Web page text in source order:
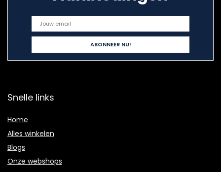
Snelle links
Home
Alles winkelen
Blogs
Onze webshops